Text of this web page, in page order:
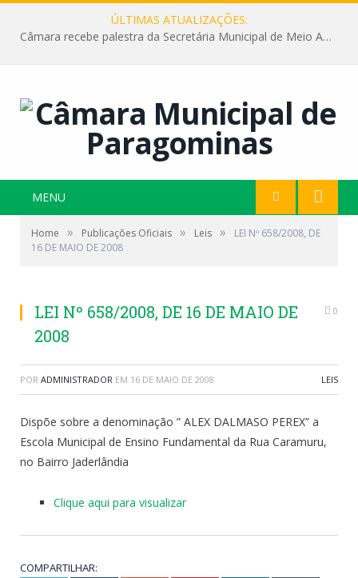
ÚLTIMAS ATUALIZAÇÕES:
Câmara recebe palestra da Secretária Municipal de Meio Ambiente sobre as ações da “SEMANA DO MEIO AMBIENTE”
MENU
Home » Publicações Oficiais » Leis »
LEI Nº 658/2008, DE
16 DE MAIO DE 2008
LEI Nº 658/2008, DE 16 DE MAIO DE
2008
0
POR ADMINISTRADOR EM 16 DE MAIO DE 2008 LEIS
Dispõe sobre a denominação ” ALEX DALMASO PEREX” a
Escola Municipal de Ensino Fundamental da Rua Caramuru,
no Bairro Jaderlândia
Clique aqui para visualizar
COMPARTILHAR: